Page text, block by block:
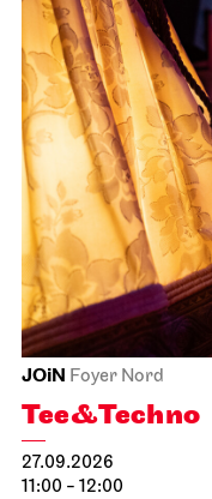
JOiN Foyer Nord
Tee&Techno
27.09.2026
11:00 - 12:00